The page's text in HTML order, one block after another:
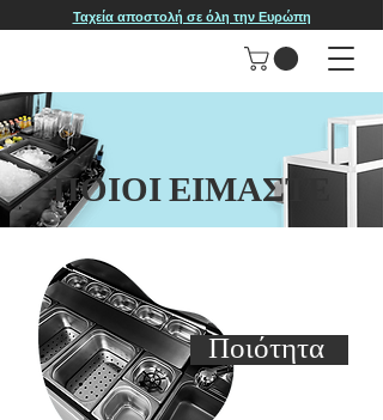
Ταχεία αποστολή σε όλη την Ευρώπη
ΠΟΙΟΙ ΕΙΜΑΣΤΕ
Ποιότητα